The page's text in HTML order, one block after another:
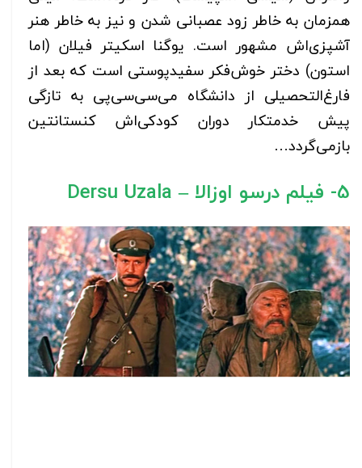
همزمان به خاطر زود عصبانی شدن و نیز به خاطر هنر
آشپزی‌اش مشهور است. یوگنا اسکیتر فیلان (اما
استون) دختر خوش‌فکر سفیدپوستی است که بعد از
فارغ‌التحصیلی از دانشگاه می‌سی‌سی‌پی به تازگی
پیش خدمتکار دوران کودکی‌اش کنستانتین
بازمی‌گردد…
5- فیلم درسو اوزالا – Dersu Uzala